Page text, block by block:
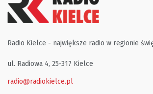
Radio Kielce - największe radio w regionie
ul. Radiowa 4, 25-317 Kielce
radio@radiokielce.pl